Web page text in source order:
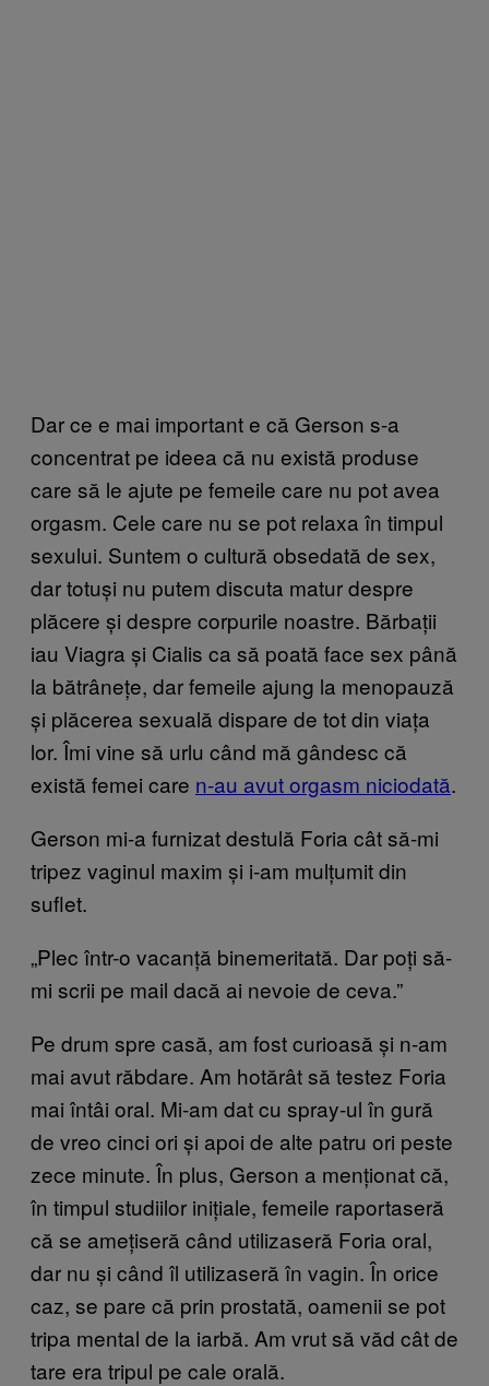
Dar ce e mai important e că Gerson s-a
concentrat pe ideea că nu există produse
care să le ajute pe femeile care nu pot avea
orgasm. Cele care nu se pot relaxa în timpul
sexului. Suntem o cultură obsedată de sex,
dar totuși nu putem discuta matur despre
plăcere și despre corpurile noastre. Bărbații
iau Viagra și Cialis ca să poată face sex până
la bătrânețe, dar femeile ajung la menopauză
și plăcerea sexuală dispare de tot din viața
lor. Îmi vine să urlu când mă gândesc că
există femei care n-au avut orgasm niciodată.
Gerson mi-a furnizat destulă Foria cât să-mi
tripez vaginul maxim și i-am mulțumit din
suflet.
„Plec într-o vacanță binemeritată. Dar poți să-
mi scrii pe mail dacă ai nevoie de ceva.”
Pe drum spre casă, am fost curioasă și n-am
mai avut răbdare. Am hotărât să testez Foria
mai întâi oral. Mi-am dat cu spray-ul în gură
de vreo cinci ori și apoi de alte patru ori peste
zece minute. În plus, Gerson a menționat că,
în timpul studiilor inițiale, femeile raportaseră
că se amețiseră când utilizaseră Foria oral,
dar nu și când îl utilizaseră în vagin. În orice
caz, se pare că prin prostată, oamenii se pot
tripa mental de la iarbă. Am vrut să văd cât de
tare era tripul pe cale orală.